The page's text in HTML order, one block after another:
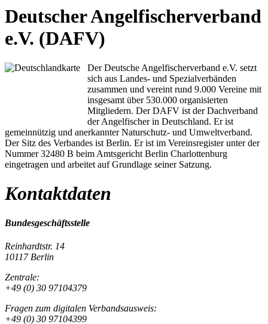
Deutscher Angelfischerverband
e.V. (DAFV)
Der Deutsche Angelfischerverband e.V. setzt
sich aus Landes- und Spezialverbänden
zusammen und vereint rund 9.000 Vereine mit
insgesamt über 530.000 organisierten
Mitgliedern. Der DAFV ist der Dachverband
der Angelfischer in Deutschland. Er ist
gemeinnützig und anerkannter Naturschutz- und Umweltverband.
Der Sitz des Verbandes ist Berlin. Er ist im Vereinsregister unter der
Nummer 32480 B beim Amtsgericht Berlin Charlottenburg
eingetragen und arbeitet auf Grundlage seiner Satzung.
Kontaktdaten
Bundesgeschäftsstelle
Reinhardtstr. 14
10117 Berlin
Zentrale:
+49 (0) 30 97104379
Fragen zum digitalen Verbandsausweis:
+49 (0) 30 97104399